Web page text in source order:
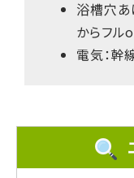
浴槽穴
からフル
電気：幹